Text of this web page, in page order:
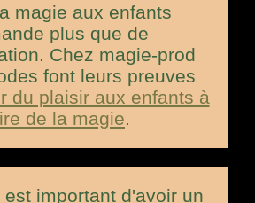
magie aux enfants
plus que de
Chez magie-prod
font leurs preuves
du plaisir aux enfants à
de la magie.
est important d'avoir un